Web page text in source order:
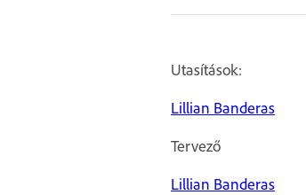
Utasítások:
Lillian Banderas
Tervező
Lillian Banderas